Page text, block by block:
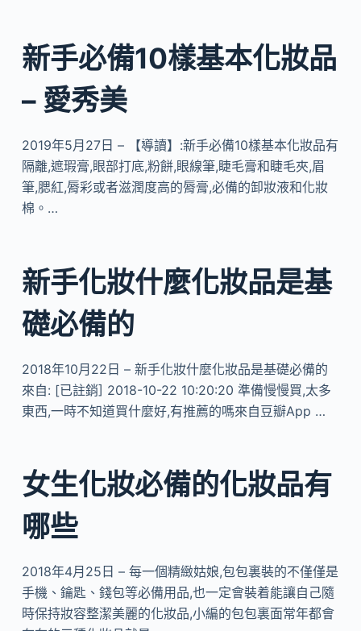
新手必備10樣基本化妝品
– 愛秀美
2019年5月27日 – 【導讀】:新手必備10樣基本化妝品有
隔離,遮瑕膏,眼部打底,粉餅,眼線筆,睫毛膏和睫毛夾,眉
筆,腮紅,脣彩或者滋潤度高的脣膏,必備的卸妝液和化妝
棉。…
新手化妝什麼化妝品是基
礎必備的
2018年10月22日 – 新手化妝什麼化妝品是基礎必備的
來自: [已註銷] 2018-10-22 10:20:20 準備慢慢買,太多
東西,一時不知道買什麼好,有推薦的嗎來自豆瓣App …
女生化妝必備的化妝品有
哪些
2018年4月25日 – 每一個精緻姑娘,包包裏裝的不僅僅是
手機、鑰匙、錢包等必備用品,也一定會裝着能讓自己隨
時保持妝容整潔美麗的化妝品,小編的包包裏面常年都會